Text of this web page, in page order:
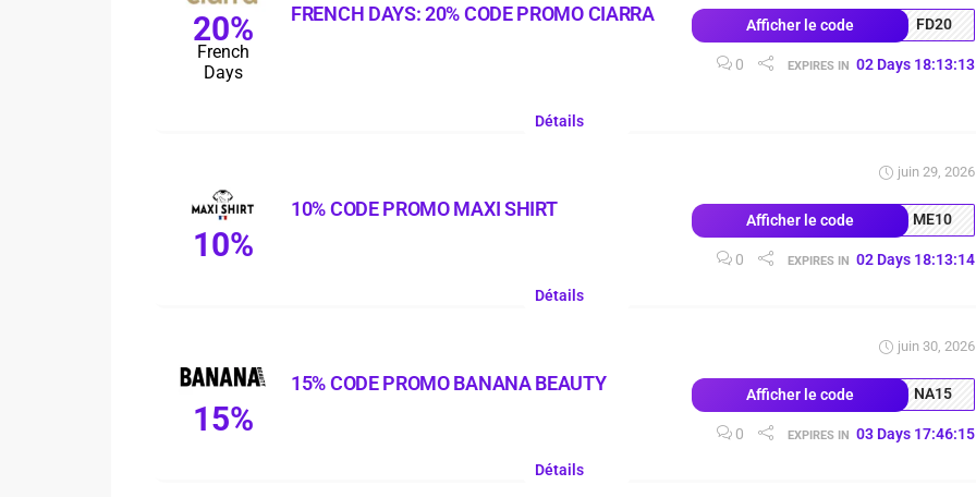
20%
French
Days
FRENCH DAYS: 20% CODE PROMO CIARRA Afficher le code FD20
0 EXPIRES IN 02 Days 18:13:12
Détails
10%
10% CODE PROMO MAXI SHIRT
juin 29, 2026
Afficher le code ME10
0 EXPIRES IN 02 Days 18:13:13
Détails
15%
15% CODE PROMO BANANA BEAUTY
juin 30, 2026
Afficher le code NA15
0 EXPIRES IN 03 Days 17:46:14
Détails